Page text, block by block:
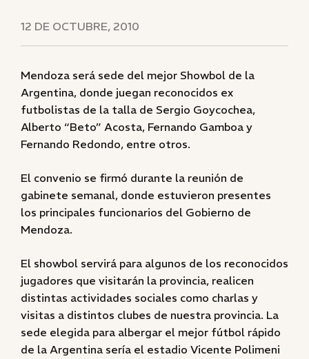
12 DE OCTUBRE, 2010
Mendoza será sede del mejor Showbol de la
Argentina, donde juegan reconocidos ex
futbolistas de la talla de Sergio Goycochea,
Alberto “Beto” Acosta, Fernando Gamboa y
Fernando Redondo, entre otros.
El convenio se firmó durante la reunión de
gabinete semanal, donde estuvieron presentes
los principales funcionarios del Gobierno de
Mendoza.
El showbol servirá para algunos de los reconocidos
jugadores que visitarán la provincia, realicen
distintas actividades sociales como charlas y
visitas a distintos clubes de nuestra provincia. La
sede elegida para albergar el mejor fútbol rápido
de la Argentina sería el estadio Vicente Polimeni